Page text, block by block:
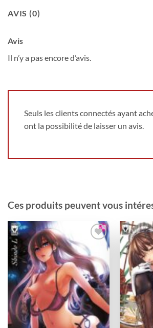
AVIS (0)
Avis
Il n’y a pas encore d’avis.
Seuls les clients connectés ayant
ont la possibilité de laisser un avis.
Ces produits peuvent vous
Ajouter
à la
wishlist